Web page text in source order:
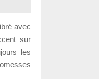
avec
sur
les